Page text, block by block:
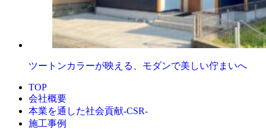
ツートンカラーが映える、モダンで美しい佇まいへ
TOP
会社概要
本業を通した社会貢献-CSR-
施工事例